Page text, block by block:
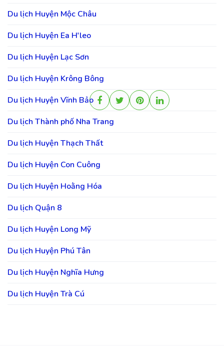
Du lịch Huyện Mộc Châu
Du lịch Huyện Ea H'leo
Du lịch Huyện Lạc Sơn
Du lịch Huyện Krông Bông
Du lịch Huyện Vĩnh Bảo
Du lịch Thành phố Nha Trang
Du lịch Huyện Thạch Thất
Du lịch Huyện Con Cuông
Du lịch Huyện Hoằng Hóa
Du lịch Quận 8
Du lịch Huyện Long Mỹ
Du lịch Huyện Phú Tân
Du lịch Huyện Nghĩa Hưng
Du lịch Huyện Trà Cú